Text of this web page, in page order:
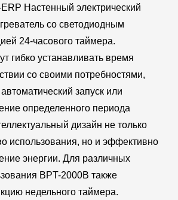
Настенный электрический
со светодиодным
24-часового таймера.
гибко устанавливать время
со своими потребностями,
запуск или
определенного периода
дизайн не только
использования, но и эффективно
энергии. Для различных
BPT-2000B также
недельного таймера.